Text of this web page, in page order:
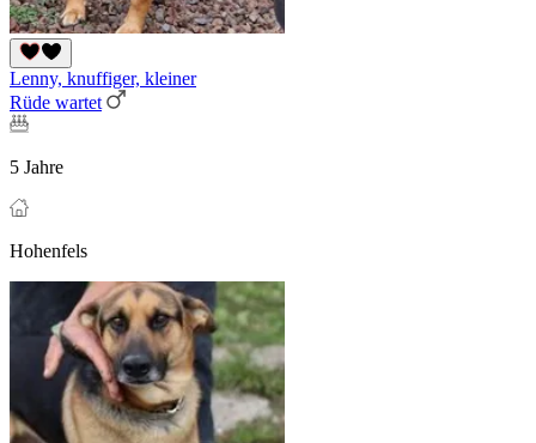
Lenny, knuffiger, kleiner
Rüde wartet
5 Jahre
Hohenfels